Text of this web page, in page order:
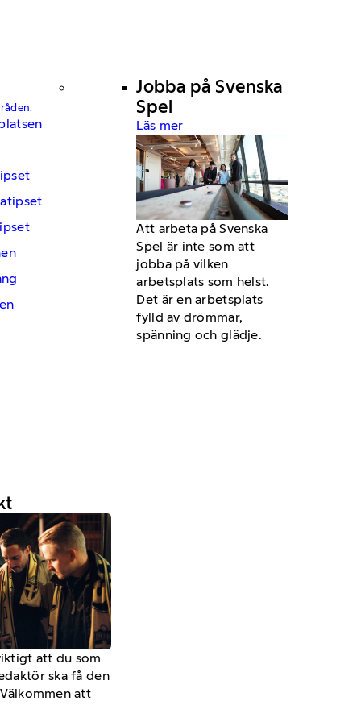
Jobba på Svenska
Spel
Läs mer
Att arbeta på Svenska
Spel är inte som att
jobba på vilken
arbetsplats som helst.
Det är en arbetsplats
fylld av drömmar,
spänning och glädje.
att du som
ska få den
att